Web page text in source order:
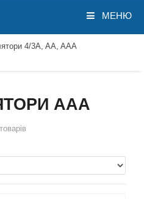
МЕНЮ
4/3A, AA, AAA
ААА